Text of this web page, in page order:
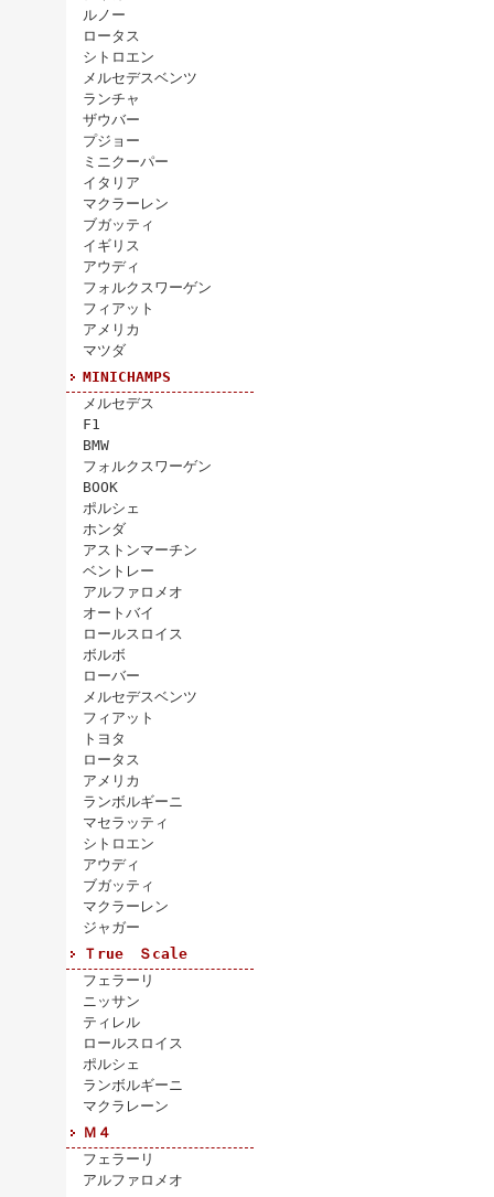
ルノー
ロータス
シトロエン
メルセデスベンツ
ランチャ
ザウバー
プジョー
ミニクーパー
イタリア
マクラーレン
ブガッティ
イギリス
アウディ
フォルクスワーゲン
フィアット
アメリカ
マツダ
MINICHAMPS
メルセデス
F1
BMW
フォルクスワーゲン
BOOK
ポルシェ
ホンダ
アストンマーチン
ベントレー
アルファロメオ
オートバイ
ロールスロイス
ボルボ
ローバー
メルセデスベンツ
フィアット
トヨタ
ロータス
アメリカ
ランボルギーニ
マセラッティ
シトロエン
アウディ
ブガッティ
マクラーレン
ジャガー
Ｔrue Ｓcale
フェラーリ
ニッサン
ティレル
ロールスロイス
ポルシェ
ランボルギーニ
マクラレーン
Ｍ４
フェラーリ
アルファロメオ